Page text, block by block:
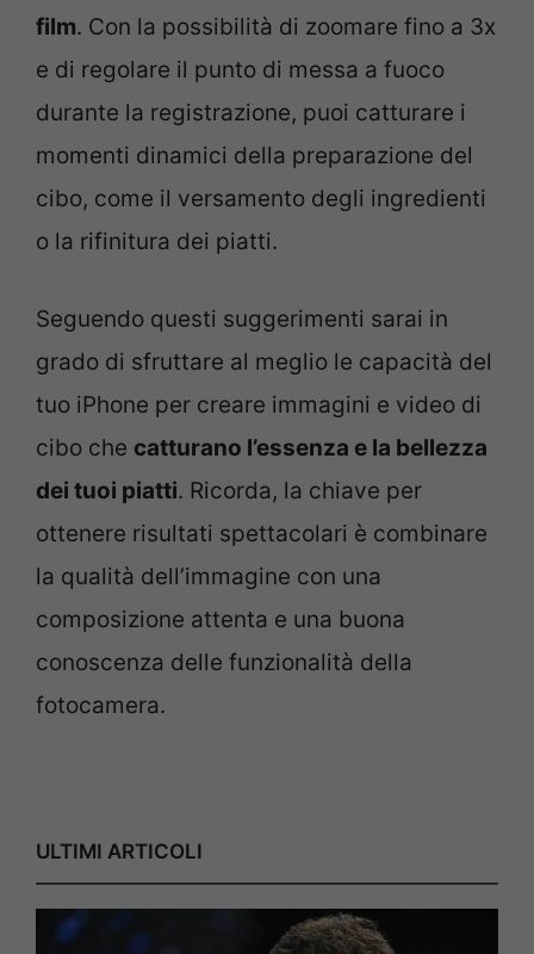
film. Con la possibilità di zoomare fino a 3x
e di regolare il punto di messa a fuoco
durante la registrazione, puoi catturare i
momenti dinamici della preparazione del
cibo, come il versamento degli ingredienti
o la rifinitura dei piatti.
Seguendo questi suggerimenti sarai in
grado di sfruttare al meglio le capacità del
tuo iPhone per creare immagini e video di
cibo che catturano l’essenza e la bellezza
dei tuoi piatti. Ricorda, la chiave per
ottenere risultati spettacolari è combinare
la qualità dell’immagine con una
composizione attenta e una buona
conoscenza delle funzionalità della
fotocamera.
ULTIMI ARTICOLI